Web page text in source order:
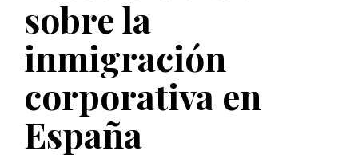
sobre la
inmigración
corporativa en
España